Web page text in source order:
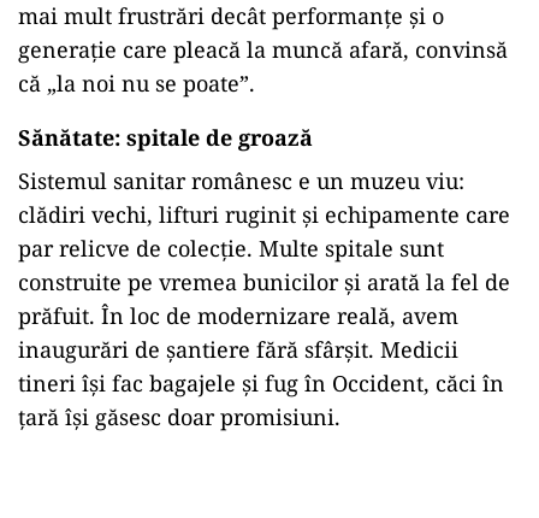
mai mult frustrări decât performanțe și o
generație care pleacă la muncă afară, convinsă
că „la noi nu se poate”.
Sănătate: spitale de groază
Sistemul sanitar românesc e un muzeu viu:
clădiri vechi, lifturi ruginit și echipamente care
par relicve de colecție. Multe spitale sunt
construite pe vremea bunicilor și arată la fel de
prăfuit. În loc de modernizare reală, avem
inaugurări de șantiere fără sfârșit. Medicii
tineri își fac bagajele și fug în Occident, căci în
țară își găsesc doar promisiuni.